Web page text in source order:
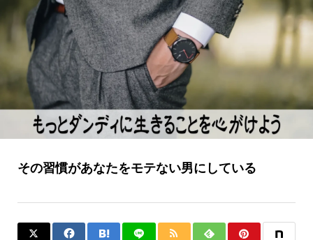
その習慣があなたをモテない男にしている